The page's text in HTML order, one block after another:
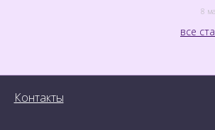
8
все
Контакты